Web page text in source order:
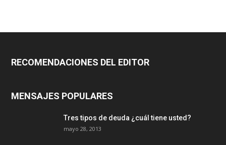
RECOMENDACIONES DEL EDITOR
MENSAJES POPULARES
Tres tipos de deuda ¿cuál tiene usted?
mayo 28, 2013